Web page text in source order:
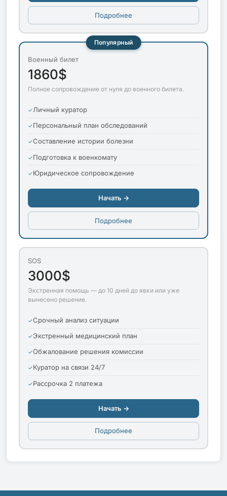
Подробнее
Популярный
Военный билет
1860$
Полное сопровождение от нуля до военного билета.
Личный куратор
Персональный план обследований
Составление истории болезни
Подготовка к военкомату
Юридическое сопровождение
Начать →
Подробнее
SOS
3000$
Экстренная помощь — до 10 дней до явки или уже
вынесено решение.
Срочный анализ ситуации
Экстренный медицинский план
Обжалование решения комиссии
Куратор на связи 24/7
Рассрочка 2 платежа
Начать →
Подробнее